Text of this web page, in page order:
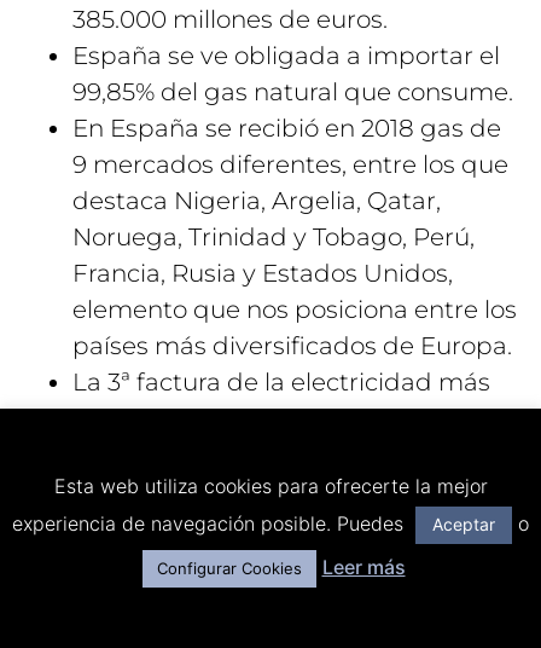
385.000 millones de euros.
España se ve obligada a importar el
99,85% del gas natural que consume.
En España se recibió en 2018 gas de
9 mercados diferentes, entre los que
destaca Nigeria, Argelia, Qatar,
Noruega, Trinidad y Tobago, Perú,
Francia, Rusia y Estados Unidos,
elemento que nos posiciona entre los
países más diversificados de Europa.
La 3ª factura de la electricidad más
cara de Europa es la de España, solo
España se ha convertido en el primer
productor mundial de energía solar
termoeléctrica. En Badajoz coinciden
Esta web utiliza cookies para ofrecerte la mejor
experiencia de navegación posible. Puedes
Aceptar o
Configurar Cookies Leer más